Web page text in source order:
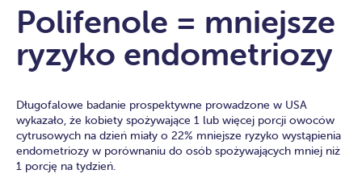
Polifenole = mniejsze
ryzyko endometriozy
Długofalowe badanie prospektywne prowadzone w USA
wykazało, że kobiety spożywające 1 lub więcej porcji owoców
cytrusowych na dzień miały o 22% mniejsze ryzyko wystąpienia
endometriozy w porównaniu do osób spożywających mniej niż
1 porcję na tydzień.